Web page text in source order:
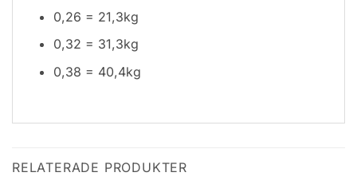
0,26 = 21,3kg
0,32 = 31,3kg
0,38 = 40,4kg
RELATERADE PRODUKTER